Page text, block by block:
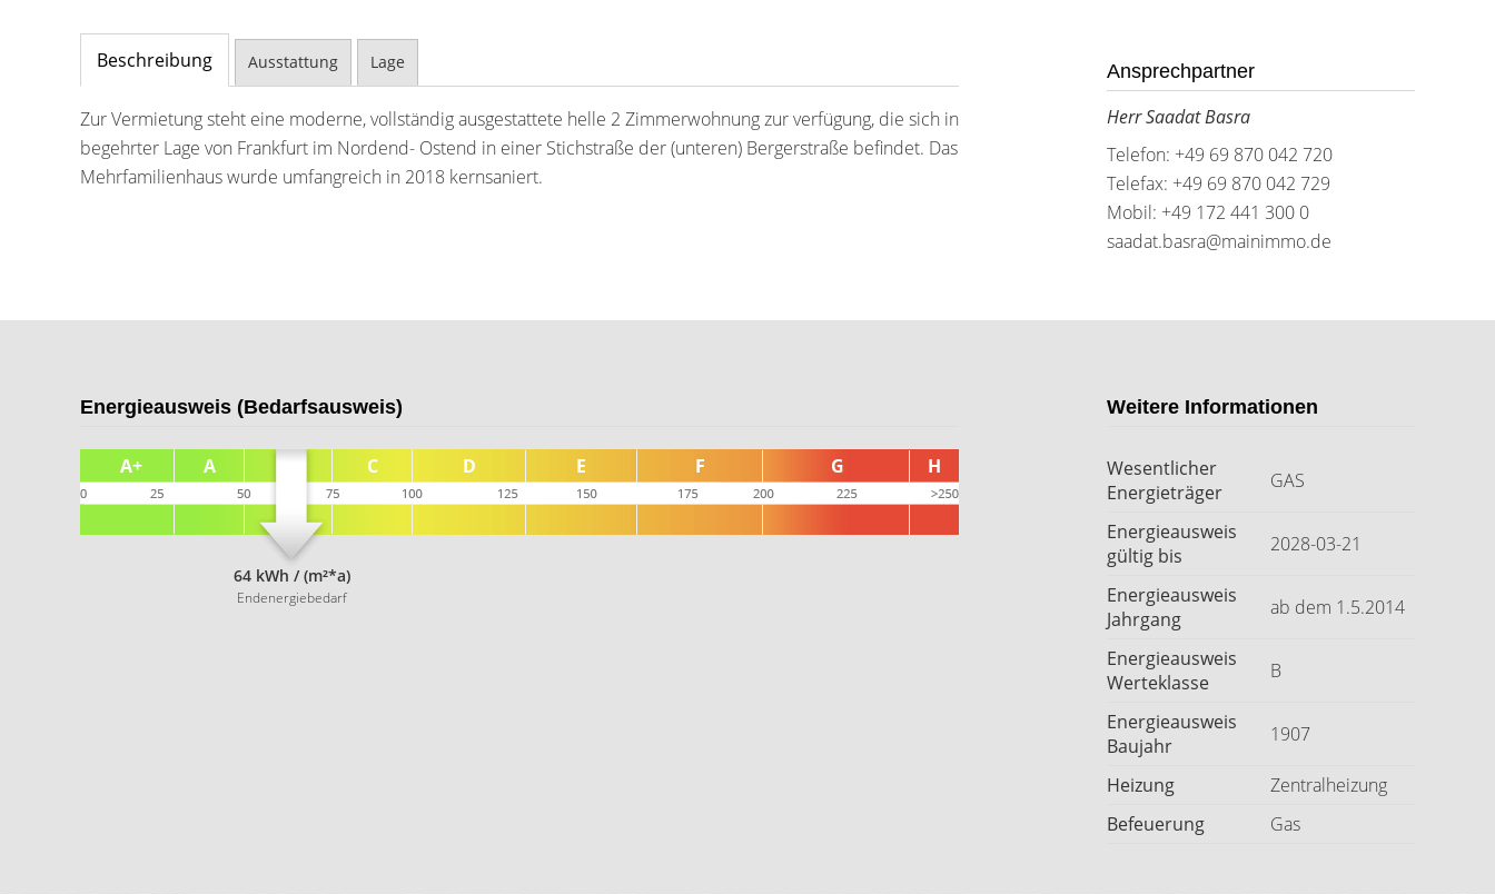
Beschreibung Ausstattung Lage
Zur Vermietung steht eine moderne, vollständig ausgestattete helle 2 Zimmerwohnung zur verfügung, die sich in
begehrter Lage von Frankfurt im Nordend- Ostend in einer Stichstraße der (unteren) Bergerstraße befindet. Das
Mehrfamilienhaus wurde umfangreich in 2018 kernsaniert.
Ansprechpartner
Herr Saadat Basra
Telefon: +49 69 870 042 720
Telefax: +49 69 870 042 729
Mobil: +49 172 441 300 0
saadat.basra@mainimmo.de
Energieausweis (Bedarfsausweis)
64 kWh / (m²*a)
Endenergiebedarf
Weitere Informationen
Wesentlicher
Energieträger
GAS
Energieausweis
gültig bis
2028-03-21
Energieausweis
Jahrgang
ab dem 1.5.2014
Energieausweis
Werteklasse
B
Energieausweis
Baujahr
1907
Heizung
Zentralheizung
Befeuerung
Gas